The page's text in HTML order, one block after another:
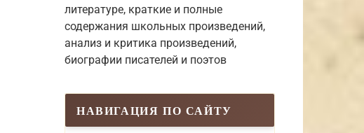
литературе, краткие и полные
содержания школьных произведений,
анализ и критика произведений,
биографии писателей и поэтов
НАВИГАЦИЯ ПО САЙТУ